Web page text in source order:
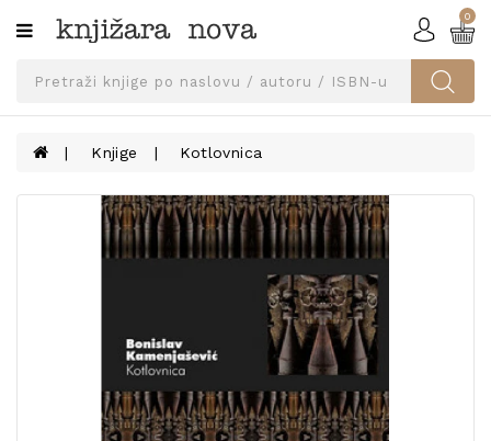
Kategorije
SVEUČILIŠNA
UDŽBENICI
KNJIGE
PRIBOR
0
Knjige Kotlovnica